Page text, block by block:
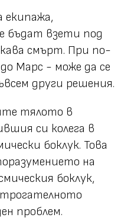
екипажа,
бъдат взети под
смърт. При по-
Марс - може да се
други решения.
тялото в
си колега в
боклук. Това
на
боклук,
проблем.